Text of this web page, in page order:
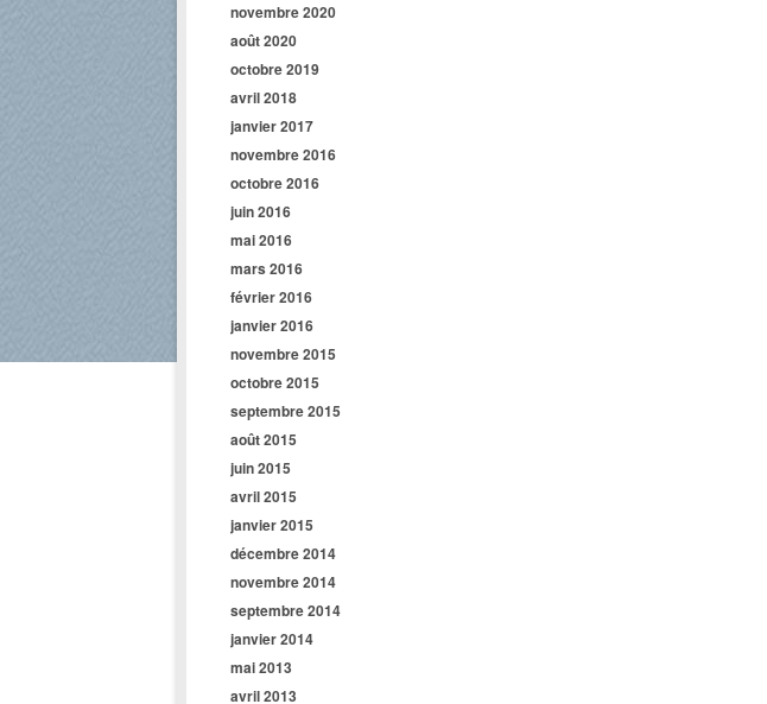
novembre 2020
août 2020
octobre 2019
avril 2018
janvier 2017
novembre 2016
octobre 2016
juin 2016
mai 2016
mars 2016
février 2016
janvier 2016
novembre 2015
octobre 2015
septembre 2015
août 2015
juin 2015
avril 2015
janvier 2015
décembre 2014
novembre 2014
septembre 2014
janvier 2014
mai 2013
avril 2013